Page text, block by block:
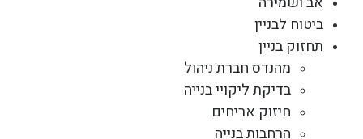
ביטוח לבניין
תחזוק בניין
מהנדס חברת ניהול
בדיקת ליקויי בנייה
חיזוק אריחים
הרחבות בנייה